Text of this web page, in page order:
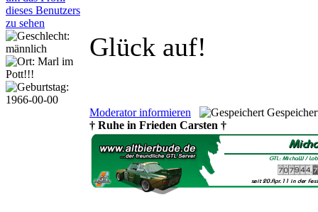
Glück auf!
Moderator informieren
† Ruhe in Frieden Carsten †